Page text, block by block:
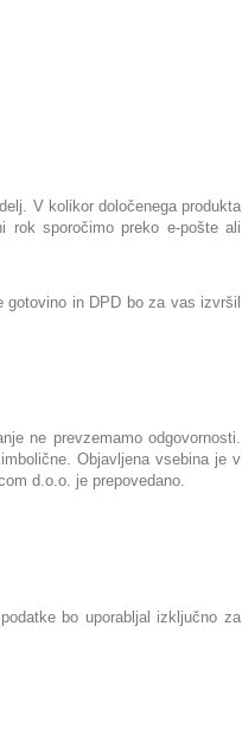
V kolikor določenega produkta
rok sporočimo preko e-pošte ali
in DPD bo za vas izvršil
ne prevzemamo odgovornosti.
Objavljena vsebina je v
d.o.o. je prepovedano.
bo uporabljal izključno za